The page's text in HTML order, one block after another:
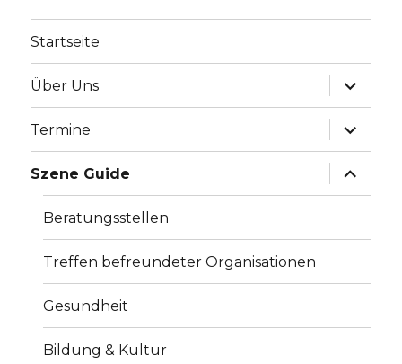
Startseite
Über Uns
Termine
Szene Guide
Beratungsstellen
Treffen befreundeter Organisationen
Gesundheit
Bildung & Kultur